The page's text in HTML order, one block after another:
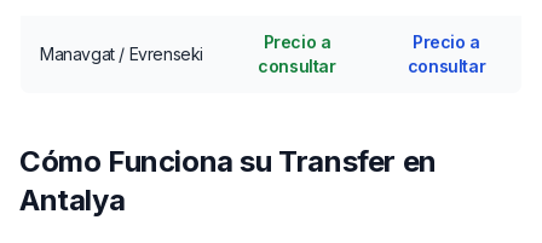
Manavgat / Evrenseki
Precio a
consultar
Precio a
consultar
Cómo Funciona su Transfer en
Antalya